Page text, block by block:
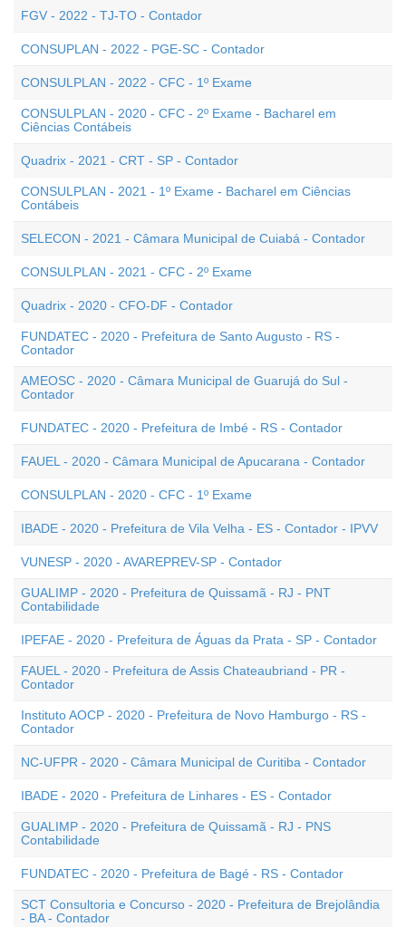
FGV - 2022 - TJ-TO - Contador
CONSUPLAN - 2022 - PGE-SC - Contador
CONSULPLAN - 2022 - CFC - 1º Exame
CONSULPLAN - 2020 - CFC - 2º Exame - Bacharel em
Ciências Contábeis
Quadrix - 2021 - CRT - SP - Contador
CONSULPLAN - 2021 - 1º Exame - Bacharel em Ciências
Contábeis
SELECON - 2021 - Câmara Municipal de Cuiabá - Contador
CONSULPLAN - 2021 - CFC - 2º Exame
Quadrix - 2020 - CFO-DF - Contador
FUNDATEC - 2020 - Prefeitura de Santo Augusto - RS -
Contador
AMEOSC - 2020 - Câmara Municipal de Guarujá do Sul -
Contador
FUNDATEC - 2020 - Prefeitura de Imbé - RS - Contador
FAUEL - 2020 - Câmara Municipal de Apucarana - Contador
CONSULPLAN - 2020 - CFC - 1º Exame
IBADE - 2020 - Prefeitura de Vila Velha - ES - Contador - IPVV
VUNESP - 2020 - AVAREPREV-SP - Contador
GUALIMP - 2020 - Prefeitura de Quissamã - RJ - PNT
Contabilidade
IPEFAE - 2020 - Prefeitura de Águas da Prata - SP - Contador
FAUEL - 2020 - Prefeitura de Assis Chateaubriand - PR -
Contador
Instituto AOCP - 2020 - Prefeitura de Novo Hamburgo - RS -
Contador
NC-UFPR - 2020 - Câmara Municipal de Curitiba - Contador
IBADE - 2020 - Prefeitura de Linhares - ES - Contador
GUALIMP - 2020 - Prefeitura de Quissamã - RJ - PNS
Contabilidade
FUNDATEC - 2020 - Prefeitura de Bagé - RS - Contador
SCT Consultoria e Concurso - 2020 - Prefeitura de Brejolândia
- BA - Contador